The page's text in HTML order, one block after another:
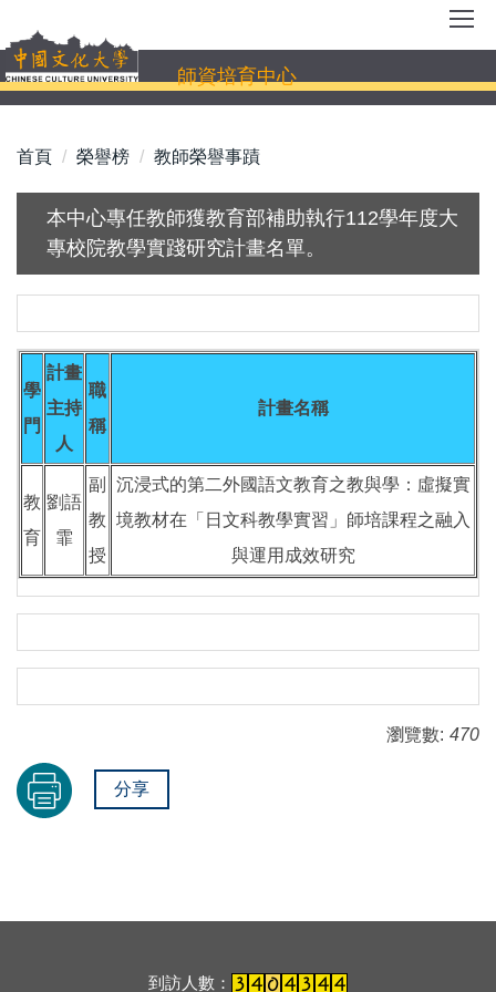
到
主
要
容
師資培育中心
首頁 榮譽榜 教師榮譽事蹟
本中心專任教師獲教育部補助執行112學年度大
專校院教學實踐研究計畫名單。
學
門
計畫
主持
人
職
稱
計畫名稱
教
育
劉語
霏
副
教
授
沉浸式的第二外國語文教育之教與學：虛擬實
境教材在「日文科教學實習」師培課程之融入
與運用成效研究
瀏覽數: 470
分享
到訪人數：